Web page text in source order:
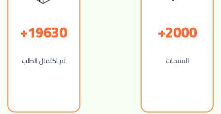
2000+
المنتجات
19630+
تم اكتمال الطلب